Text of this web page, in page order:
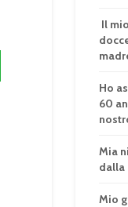
Il
Ho
60
Mia
dalla
Mio